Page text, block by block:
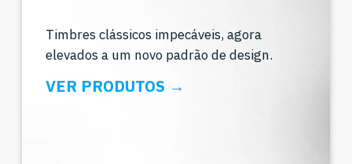
Timbres clássicos impecáveis, agora
elevados a um novo padrão de design.
VER PRODUTOS →